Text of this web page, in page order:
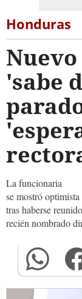
Honduras
'sabe
La funcionaria
se mostró optimista
tras haberse
recién nombrado